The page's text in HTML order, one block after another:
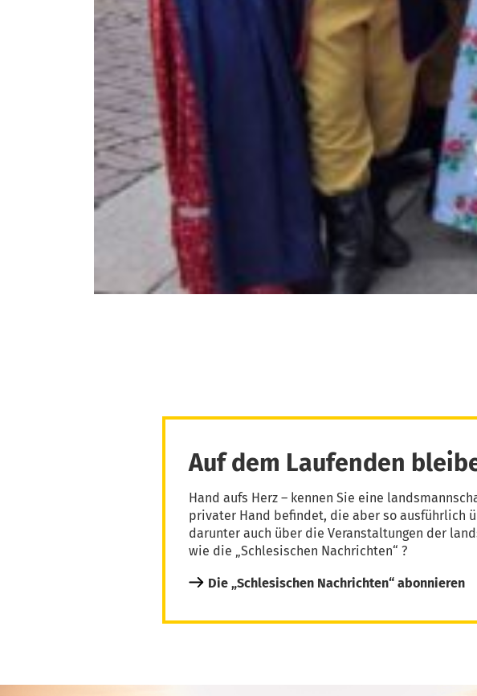
Auf dem Laufenden
Hand aufs Herz – kennen Sie eine
privater Hand befindet, die aber so ausführlich
darunter auch über die Veranstaltungen der
wie die „Schlesischen Nachrichten“ ?
Die „Schlesischen Nachrichten“ abonnieren